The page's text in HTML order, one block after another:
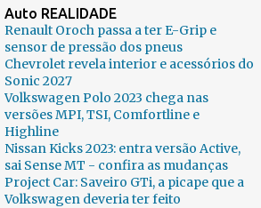
Auto REALIDADE
Renault Oroch passa a ter E-Grip e
sensor de pressão dos pneus
Chevrolet revela interior e acessórios do
Sonic 2027
Volkswagen Polo 2023 chega nas
versões MPI, TSI, Comfortline e
Highline
Nissan Kicks 2023: entra versão Active,
sai Sense MT - confira as mudanças
Project Car: Saveiro GTi, a picape que a
Volkswagen deveria ter feito